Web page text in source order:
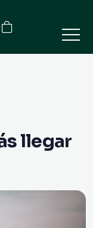
llegar